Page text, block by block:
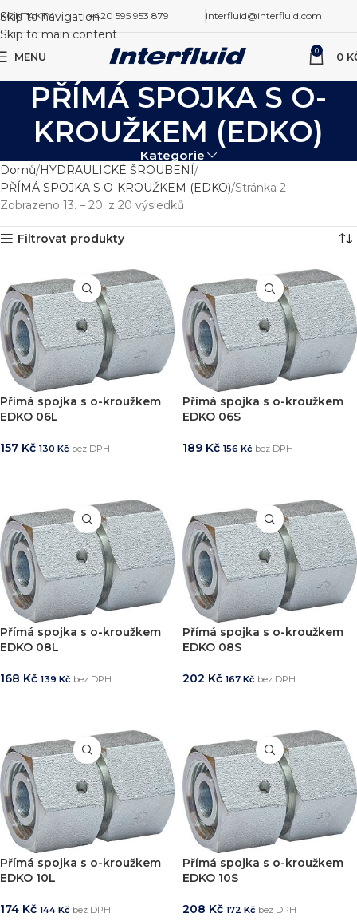
Skip to navigation
Skip to main content
KONTAKTY +420 595 953 879 interfluid@interfluid.com
MENU 0 0
PŘÍMÁ SPOJKA S O-
KROUŽKEM (EDKO)
Kategorie
Domů HYDRAULICKÉ ŠROUBENÍ
PŘÍMÁ SPOJKA S O-KROUŽKEM (EDKO) Stránka 2
Zobrazeno 13. – 20. z 20 výsledků
Filtrovat produkty
Přímá spojka s o-kroužkem
EDKO 06L
157 Kč 130 Kč bez DPH
Přímá spojka s o-kroužkem
EDKO 06S
189 Kč 156 Kč bez DPH
Přímá spojka s o-kroužkem
EDKO 08L
168 Kč 139 Kč bez DPH
Přímá spojka s o-kroužkem
EDKO 08S
202 Kč 167 Kč bez DPH
Přímá spojka s o-kroužkem
EDKO 10L
174 Kč 144 Kč bez DPH
Přímá spojka s o-kroužkem
EDKO 10S
208 Kč 172 Kč bez DPH